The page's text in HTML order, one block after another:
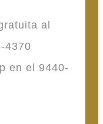
al
4370
en el 9440-